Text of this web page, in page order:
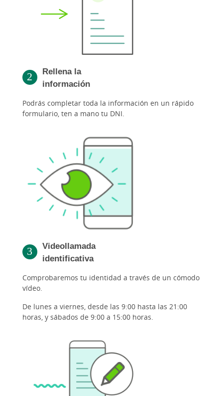
Rellena la
información
Podrás completar toda la información en un rápido
formulario, ten a mano tu DNI.
Videollamada
identificativa
Comprobaremos tu identidad a través de un cómodo
vídeo.
De lunes a viernes, desde las 9:00 hasta las 21:00
horas, y sábados de 9:00 a 15:00 horas.